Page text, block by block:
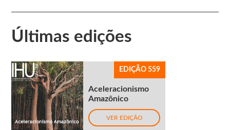
Últimas edições
EDIÇÃO 559
Aceleracionismo
Amazônico
VER EDIÇÃO